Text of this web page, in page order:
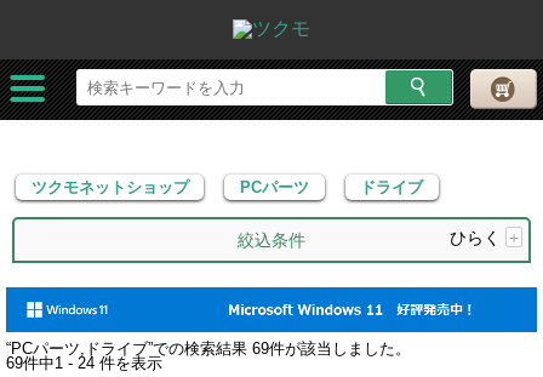
ツクモネットショップ PCパーツ
ツクモネットショップ PCパーツ ドライブ
絞込条件 ひらく +
“PCパーツ,ドライブ”での検索結果 69件が該当しました。
69件中1 - 24 件を表示